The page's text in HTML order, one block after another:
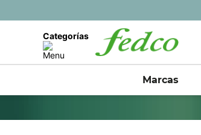
Categorías
Marcas